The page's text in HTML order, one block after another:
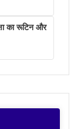
का रूटिन और